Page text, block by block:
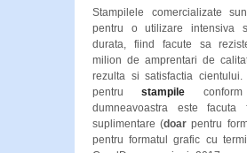
Stampilele comercializate
pentru o utilizare intensiva
durata, fiind facute sa
milion de amprentari de
rezulta si satisfactia cientului.
pentrustampile conform
dumneavoastra este facuta
suplimentare (doar pentru
pentru formatul grafic cu